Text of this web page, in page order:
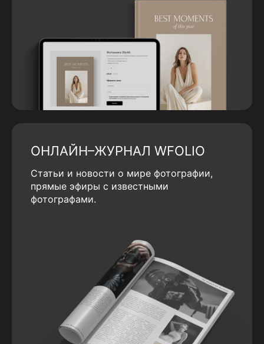
ОНЛАЙН–ЖУРНАЛ WFOLIO
Статьи и новости о мире фотографии,
прямые эфиры с известными
фотографами.